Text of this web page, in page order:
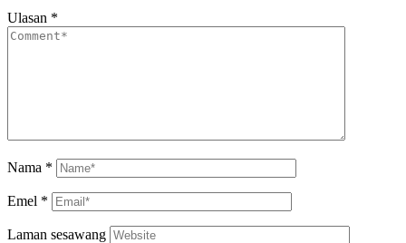
Ulasan *
Nama *
Emel *
Laman sesawang